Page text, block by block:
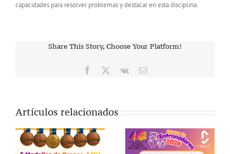
capacidades para resolver problemas y destacar en esta disciplina.
Share This Story, Choose Your Platform!
Facebook Vk
Correo
Artículos relacionados